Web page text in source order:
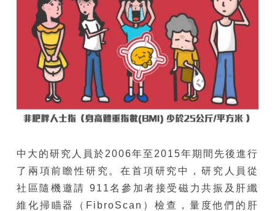
中大的研究人員於2006年至2015年期間先後進行
了兩項前瞻性研究。在首項研究中，研究人員從
社區隨機邀請 911名參加者接受磁力共振及肝纖
維化掃瞄器（FibroScan）檢查，量度他們的肝